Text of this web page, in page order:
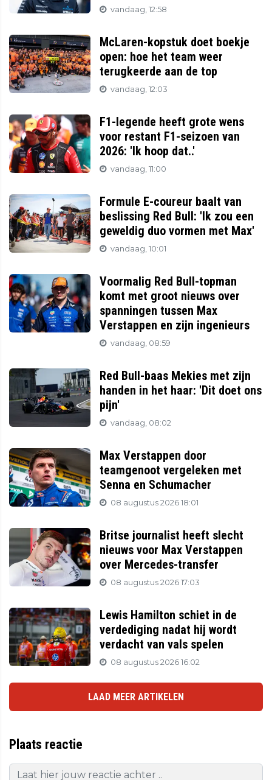
vandaag, 12:58
McLaren-kopstuk doet boekje
open: hoe het team weer
terugkeerde aan de top
vandaag, 12:03
F1-legende heeft grote wens
voor restant F1-seizoen van
2026: 'Ik hoop dat..'
vandaag, 11:00
Formule E-coureur baalt van
beslissing Red Bull: 'Ik zou een
geweldig duo vormen met Max'
vandaag, 10:01
Voormalig Red Bull-topman
komt met groot nieuws over
spanningen tussen Max
Verstappen en zijn ingenieurs
vandaag, 08:59
Red Bull-baas Mekies met zijn
handen in het haar: 'Dit doet ons
pijn'
vandaag, 08:02
Max Verstappen door
teamgenoot vergeleken met
Senna en Schumacher
08 augustus 2026 18:01
Britse journalist heeft slecht
nieuws voor Max Verstappen
over Mercedes-transfer
08 augustus 2026 17:03
Lewis Hamilton schiet in de
verdediging nadat hij wordt
verdacht van vals spelen
08 augustus 2026 16:02
LAAD MEER ARTIKELEN
Plaats reactie